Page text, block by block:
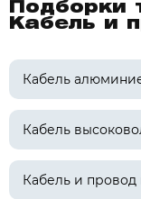
Подборки
Кабель и
Кабель
Кабель
Кабель и